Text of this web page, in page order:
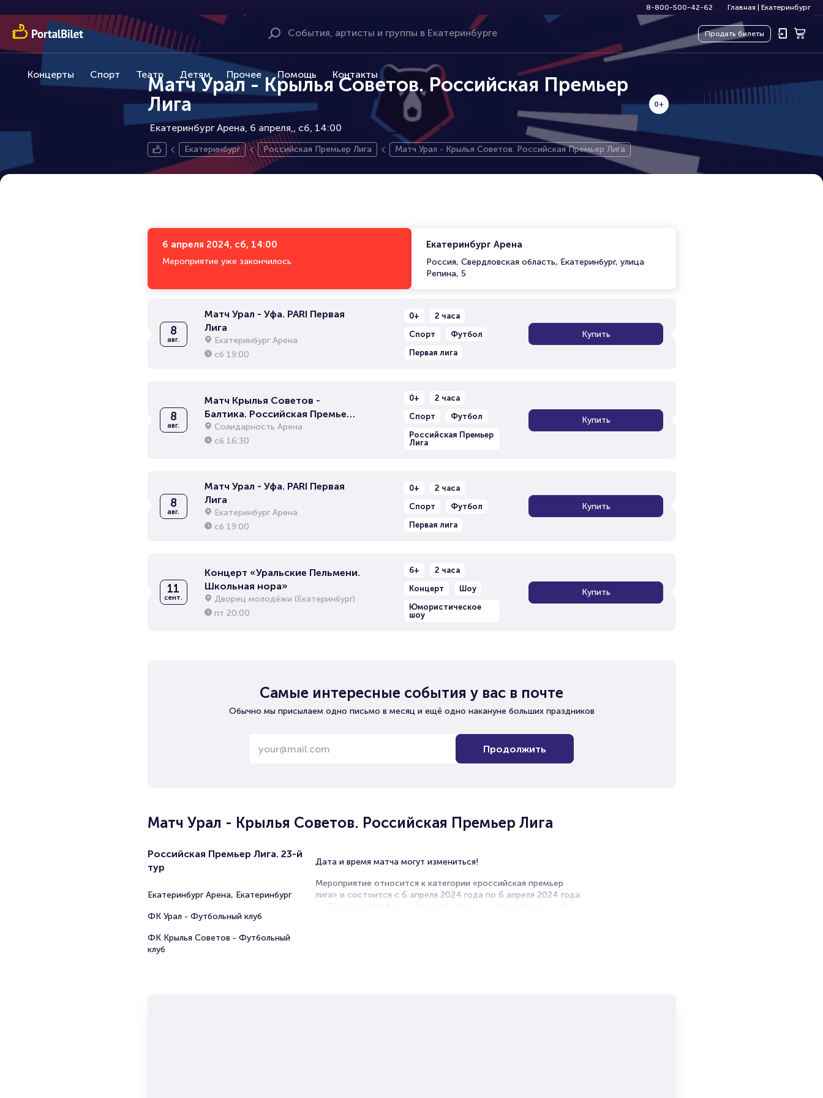
8-800-500-42-62 Главная Екатеринбург
Продать билеты
Концерты Спорт Театр Детям Прочее Помощь Контакты
Матч Урал - Крылья Советов. Российская Премьер
Лига
Екатеринбург Арена, 6 апреля,
0+
сб, 14:00
Екатеринбург Российская Премьер Лига Матч Урал - Крылья Советов. Российская Премьер Лига
6 апреля 2024, сб, 14:00
Мероприятие уже закончилось
Екатеринбург Арена
Россия, Свердловская область, Екатеринбург, улица
Репина, 5
8
авг.
Матч Урал - Уфа. PARI Первая
Лига
Екатеринбург Арена
сб 19:00
0+
2 часа
Спорт
Футбол
Первая лига
Купить
8
авг.
Матч Крылья Советов -
Балтика. Российская Премьер
ЛигаСолидарность Арена
сб 16:30
0+
2 часа
Спорт
Футбол
Российская Премьер
Лига
Купить
8
авг.
Матч Урал - Уфа. PARI Первая
Лига
Екатеринбург Арена
сб 19:00
0+
2 часа
Спорт
Футбол
Первая лига
Купить
11
сент.
Концерт «Уральские Пельмени.
Школьная нора»
Дворец молодёжи (Екатеринбург)
пт 20:00
6+
2 часа
Концерт
Шоу
Юмористическое
шоу
Купить
Самые интересные события у вас в почте
Обычно мы присылаем одно письмо в месяц и ещё одно накануне больших праздников
Продолжить
Матч Урал - Крылья Советов. Российская Премьер Лига
Российская Премьер Лига. 23-й
тур
Екатеринбург Арена, Екатеринбург
ФК Урал - Футбольный клуб
ФК Крылья Советов - Футбольный
клуб
Дата и время матча могут измениться!
Мероприятие относится к категории «российская премьер
лига» и состоится с 6 апреля 2024 года по 6 апреля 2024 года
на Екатеринбург Арене. На этой странице представлена афиша